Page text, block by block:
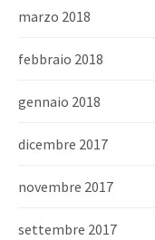
marzo 2018
febbraio 2018
gennaio 2018
dicembre 2017
novembre 2017
settembre 2017